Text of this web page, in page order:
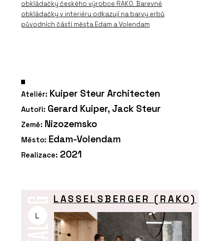
obkládačky českého výrobce RAKO. Barevné
obkládačky v interiéru odkazují na barvy erbů
původních částí města Edam a Volendam
Ateliér: Kuiper Steur Architecten
Autoři: Gerard Kuiper, Jack Steur
Země: Nizozemsko
Město: Edam-Volendam
Realizace: 2021
L
LASSELSBERGER (RAKO)